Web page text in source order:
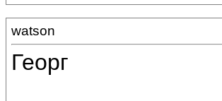
watson
Георг